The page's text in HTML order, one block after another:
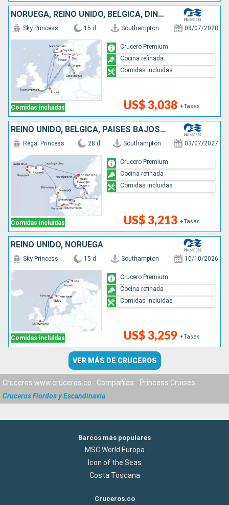
NORUEGA, REINO UNIDO, BÉLGICA, DINAMARCA
Comidas incluidas
Sky Princess 15 d Southampton 08/07/2028
US$ 3,038 +Tasas
Crucero Premium
Cocina refinada
Comidas incluidas
REINO UNIDO, BÉLGICA, PAISES BAJOS, ALEMANIA, DINAMARCA, NORUEGA, ISLANDIA
Comidas incluidas
Regal Princess 28 d Southampton 03/07/2027
US$ 3,213 +Tasas
Crucero Premium
Cocina refinada
Comidas incluidas
REINO UNIDO, NORUEGA
Comidas incluidas
Sky Princess 15 d Southampton 10/10/2026
US$ 3,259 +Tasas
Crucero Premium
Cocina refinada
Comidas incluidas
VER MÁS DE CRUCEROS
Cruceros www.cruceros.co Compañías
Princess Cruises
Cruceros Fiordos y Escandinavia
Barcos más populares
MSC World Europa
Icon of the Seas
Costa Toscana
Cruceros.co